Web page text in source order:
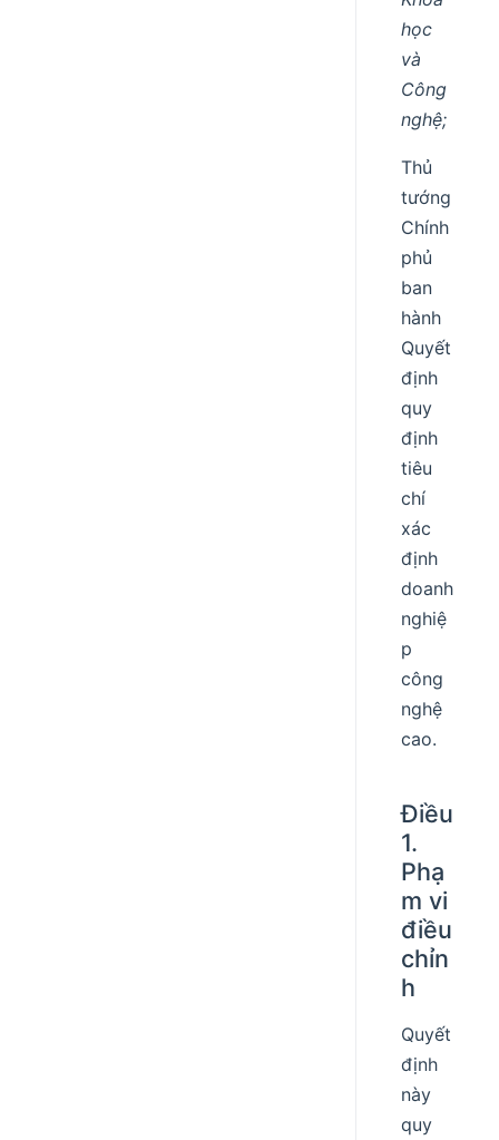
học
và
Công
nghệ;
Thủ
tướng
Chính
phủ
ban
hành
Quyết
định
quy
định
tiêu
chí
xác
định
doanh
nghiệ
p
công
nghệ
cao.
Điều
1.
Phạ
m vi
điều
chỉn
h
Quyết
định
này
quy